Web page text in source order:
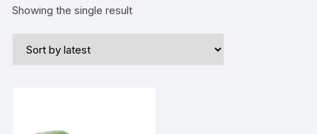
Showing the single result